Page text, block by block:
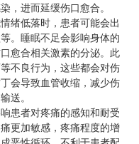
，进而延缓伤口愈合。
绪低落时，患者可能会出
。睡眠不足会影响身体的
愈合相关激素的分泌。此
不良行为，这些都会对伤
会导致血管收缩，减少伤
送。
患者对疼痛的感知和耐受
更加敏感，疼痛程度的增